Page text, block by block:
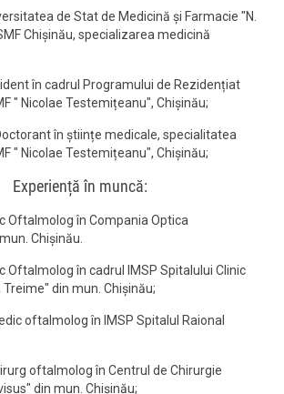
de Stat de Medicină și Farmacie "N.
Chișinău, specializarea medicină
în cadrul Programului de Rezidențiat
" Nicolae Testemițeanu", Chișinău;
în științe medicale, specialitatea
" Nicolae Testemițeanu", Chișinău;
Experiență în muncă:
Oftalmolog în Compania Optica
Chișinău.
Oftalmolog în cadrul IMSP Spitalului Clinic
din mun. Chișinău;
oftalmolog în IMSP Spitalul Raional
oftalmolog în Centrul de Chirurgie
din mun. Chișinău;